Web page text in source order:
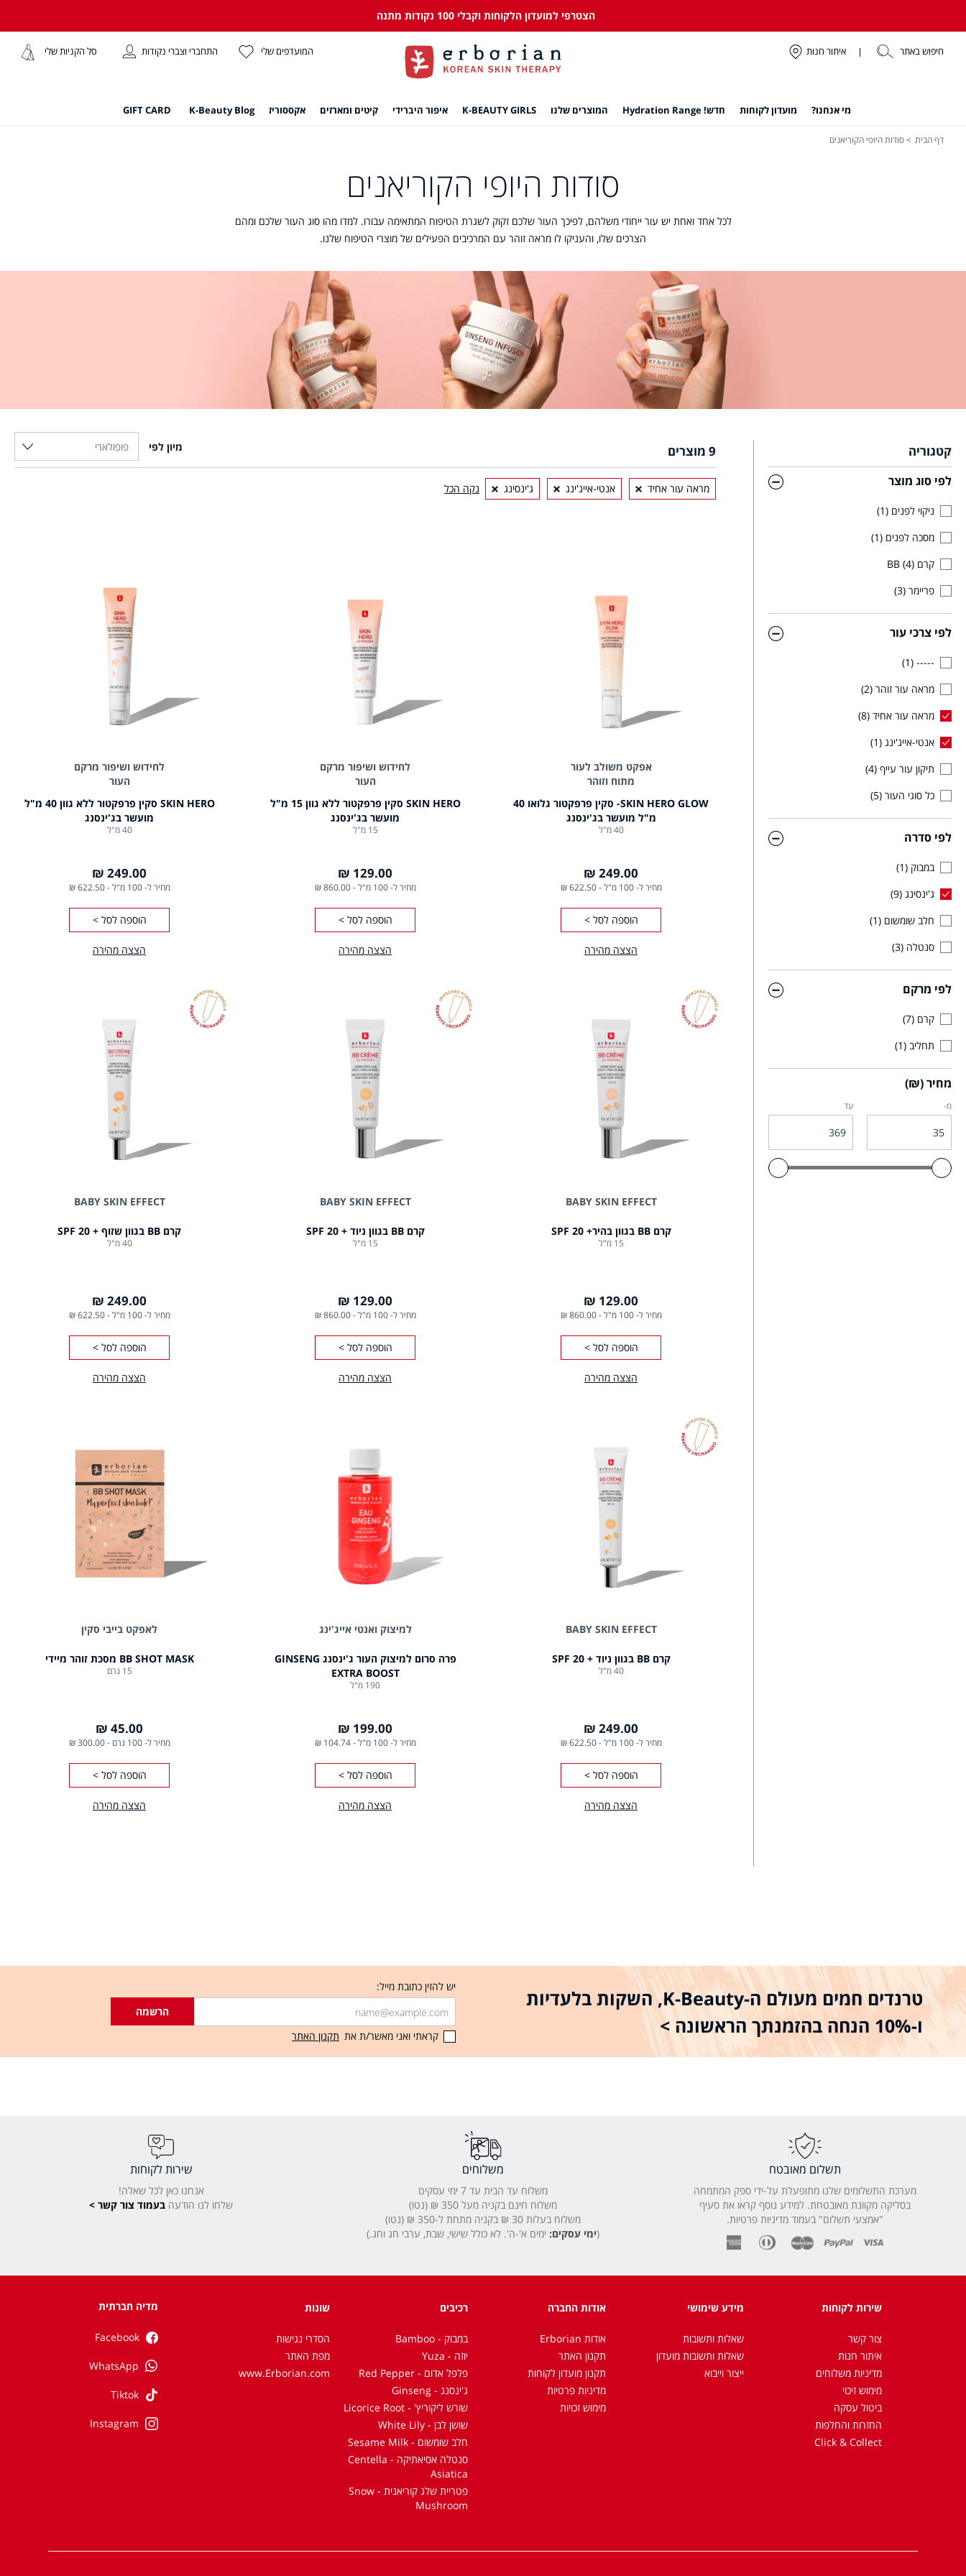
הצטרפי למועדון הלקוחות וקבלי 100 נקודות מתנה
חיפוש באתר איתור חנות המועדפים שלי התחברי וצברי נקודות סל הקניות שלי
מי אנחנו? מועדון לקוחות חדש! Hydration Range המוצרים שלנו K-BEAUTY GIRLS איפור היברידי קיטים ומארזים אקססוריז K-Beauty Blog
GIFT CARD
דף הבית סודות היופי הקוריאנים
סודות היופי הקוריאנים
לכל אחד ואחת יש עור ייחודי משלהם, לפיכך העור שלכם זקוק לשגרת הטיפוח המתאימה עבורו. למדו מהו סוג העור שלכם ומהם
הצרכים שלו, והעניקו לו מראה זוהר עם המרכיבים הפעילים של מוצרי הטיפוח שלנו.
9 מוצרים מיון לפי פופולארי
מראה עור אחיד אנטי-אייג'ינג ג'ינסינג נקה הכל
אפקט משולב לעור
מתוח וזוהר
SKIN HERO GLOW- סקין פרפקטור גלואו 40
מ"ל מועשר בג'ינסנג
40 מ"ל
הצצה מהירה
249.00 ₪
מחיר ל- 100 מ"ל -
622.50 ₪
הוספה לסל >
לחידוש ושיפור מרקם
העור
SKIN HERO סקין פרפקטור ללא גוון 15 מ"ל
מועשר בג'ינסנג
15 מ"ל
הצצה מהירה
129.00 ₪
מחיר ל- 100 מ"ל -
860.00 ₪
הוספה לסל >
לחידוש ושיפור מרקם
העור
SKIN HERO סקין פרפקטור ללא גוון 40 מ"ל
מועשר בג'ינסנג
40 מ"ל
הצצה מהירה
249.00 ₪
מחיר ל- 100 מ"ל -
622.50 ₪
הוספה לסל >
BABY SKIN EFFECT
קרם BB בגוון בהיר+ 20 SPF
15 מ"ל
הצצה מהירה
129.00 ₪
מחיר ל- 100 מ"ל -
860.00 ₪
הוספה לסל >
BABY SKIN EFFECT
קרם BB בגוון ניוד + 20 SPF
15 מ"ל
הצצה מהירה
129.00 ₪
מחיר ל- 100 מ"ל -
860.00 ₪
הוספה לסל >
BABY SKIN EFFECT
קרם BB בגוון שזוף + 20 SPF
40 מ"ל
הצצה מהירה
249.00 ₪
מחיר ל- 100 מ"ל -
622.50 ₪
הוספה לסל >
BABY SKIN EFFECT
קרם BB בגוון ניוד + 20 SPF
40 מ"ל
הצצה מהירה
249.00 ₪
מחיר ל- 100 מ"ל -
622.50 ₪
הוספה לסל >
למיצוק ואנטי אייג'ינג
פרה סרום למיצוק העור ג'ינסנג GINSENG
EXTRA BOOST
190 מ"ל
הצצה מהירה
199.00 ₪
מחיר ל- 100 מ"ל -
104.74 ₪
הוספה לסל >
לאפקט בייבי סקין
BB SHOT MASK מסכת זוהר מיידי
15 גרם
הצצה מהירה
45.00 ₪
מחיר ל- 100 גרם -
300.00 ₪
הוספה לסל >
קטגוריה
לפי סוג מוצר
ניקוי לפנים
1
מסכה לפנים
1
קרם BB 4
פריימר 3
לפי צרכי עור
-----
1
מראה עור זוהר 2
מראה עור אחיד 8
אנטי-אייג'ינג 1
תיקון עור עייף 4
כל סוגי העור 5
לפי סדרה
במבוק
1
ג'ינסינג 9
חלב שומשום
1
סנטלה 3
לפי מרקם
קרם 7
תחליב 1
מחיר (₪)
מ- עד
טרנדים חמים מעולם ה-K-Beauty, השקות בלעדיות
ו-10% הנחה בהזמנתך הראשונה >
יש להזין כתובת מייל:
הרשמה
קראתי ואני מאשר/ת את תקנון האתר
תשלום מאובטח
מערכת התשלומים שלנו מתופעלת על-ידי ספק המתמחה
בסליקה מקוונת מאובטחת. למידע נוסף קראו את סעיף
"אמצעי תשלום" בעמוד מדיניות פרטיות.
משלוחים
משלוח עד הבית עד 7 ימי עסקים
משלוח חינם בקניה מעל 350 ₪ (נטו)
משלוח בעלות 30 ₪ בקניה מתחת ל-350 ₪ (נטו)
(ימי עסקים: ימים א'-ה'. לא כולל שישי, שבת, ערבי חג וחג.)
שירות לקוחות
אנחנו כאן לכל שאלה!
שלחו לנו הודעה בעמוד צור קשר >
שירות לקוחות
צור קשר
איתור חנות
מדיניות משלוחים
מימוש זיכוי
ביטול עסקה
החזרות והחלפות
Click & Collect
מידע שימושי
שאלות ותשובות
שאלות ותשובות מועדון
ייצור וייבוא
אודות החברה
אודות Erborian
תקנון האתר
תקנון מועדון לקוחות
מדיניות פרטיות
מימוש זכויות
רכיבים
במבוק - Bamboo
יוזה - Yuza
פלפל אדום - Red Pepper
ג'ינסנג - Ginseng
שורש ליקוריץ' - Licorice Root
שושן לבן - White Lily
חלב שומשום - Sesame Milk
סנטלה אסיאתיקה - Centella
Asiatica
פטריית שלג קוריאנית - Snow
Mushroom
שונות
הסדרי נגישות
מפת האתר
www.Erborian.com
מדיה חברתית
Facebook
Instagram
WhatsApp
Tiktok